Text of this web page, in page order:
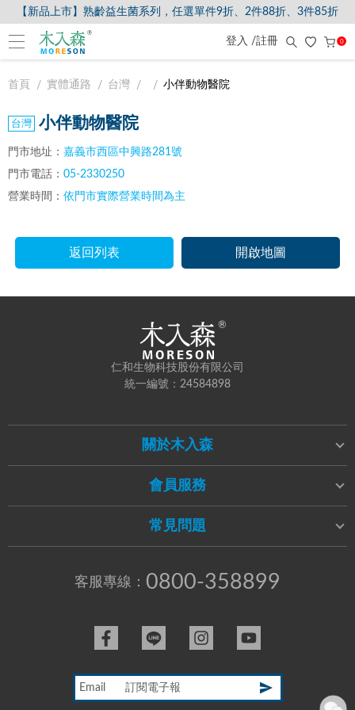
【新品上市】熟齡益生菌系列，任選單件9折、2件88折、3件85折
登入 /註冊 0
首頁 實體通路 台灣 小伴動物醫院
小伴動物醫院
門市地址： 嘉義市西區中興路281號
門市電話： 05-2330250
營業時間： 依門市實際營業時間為主
返回列表 開啟地圖
仁和生物科技股份有限公司
統一編號：24584898
關於木入森
會員服務
常見問題
客服專線： 0800-358899
Email